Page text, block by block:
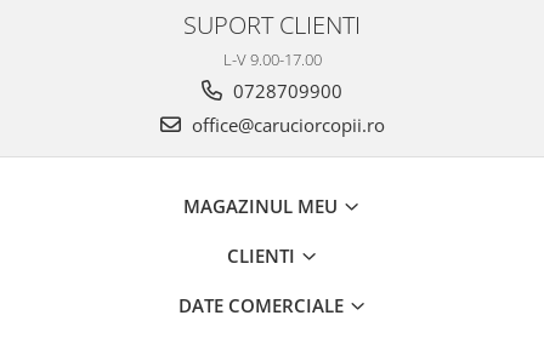
Papusi si cele necesare
Centre de joaca exterior
SUPORT CLIENTI
L-V 9.00-17.00
0728709900
office@caruciorcopii.ro
MAGAZINUL MEU
CLIENTI
DATE COMERCIALE